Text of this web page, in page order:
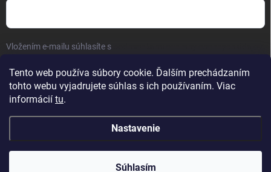
Tento web používa súbory cookie. Ďalším prechádzaním
tohto webu vyjadrujete súhlas s ich používaním. Viac
informácií tu.
Nastavenie
Súhlasím
Vložením e-mailu súhlasíte s
Prihlásiť sa
Elite Palace . Všetky práva vyhradené.